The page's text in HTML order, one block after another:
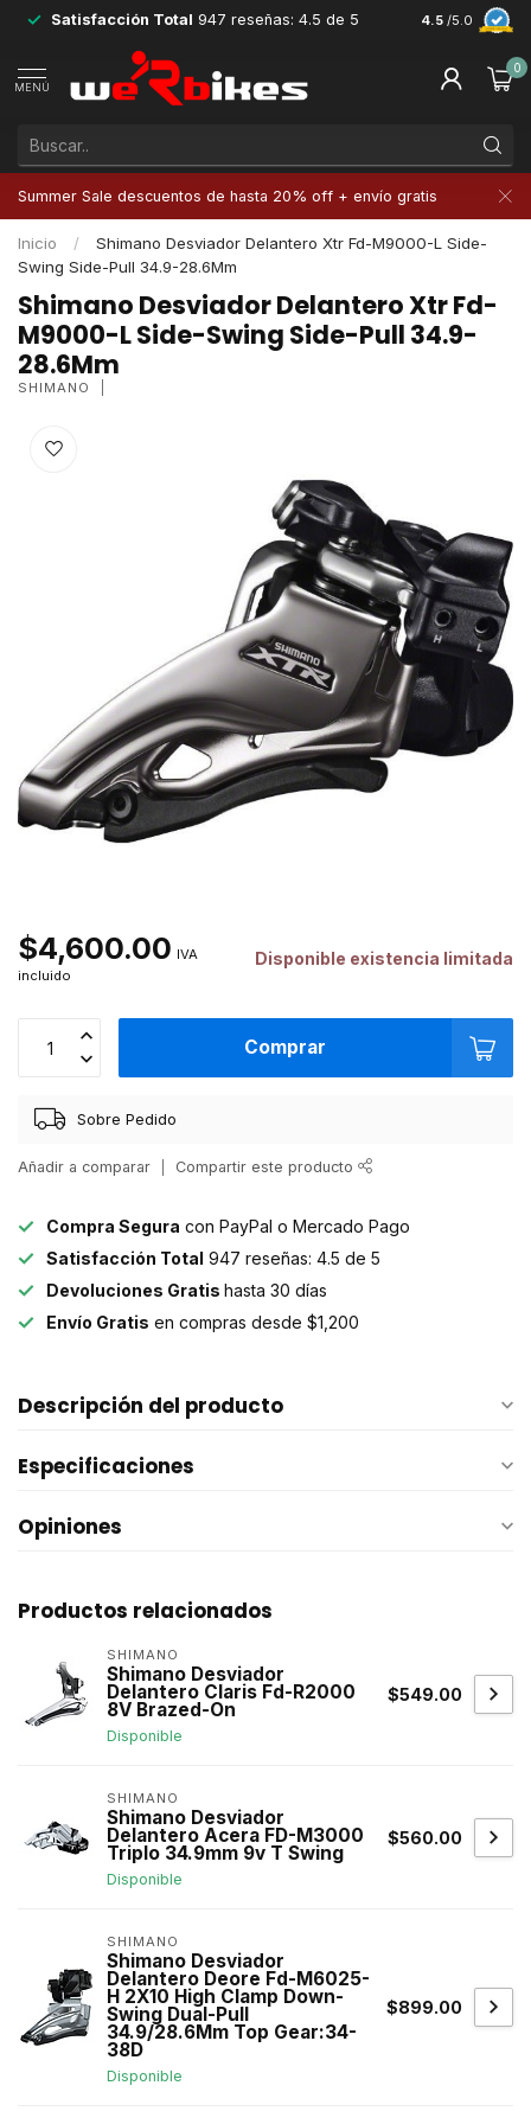
Satisfacción Total 947 reseñas: 4.5 de 5 4.5 /5.0
MENÚ
0
Summer Sale descuentos de hasta 20% off + envío gratis
Inicio /
Shimano Desviador Delantero Xtr Fd-M9000-L Side-
Swing Side-Pull 34.9-28.6Mm
Shimano Desviador Delantero Xtr Fd-
M9000-L Side-Swing Side-Pull 34.9-
28.6Mm
SHIMANO
$4,600.00 IVA
incluido
Disponible existencia limitada
Comprar
Sobre Pedido
Añadir a comparar Compartir este producto
Compra Segura con PayPal o Mercado Pago
Satisfacción Total 947 reseñas: 4.5 de 5
Devoluciones Gratis hasta 30 días
Envío Gratis en compras desde $1,200
Descripción del producto
Especificaciones
Opiniones
Productos relacionados
SHIMANO
Shimano Desviador
Delantero Claris Fd-R2000
8V Brazed-On
Disponible
$549.00
SHIMANO
Shimano Desviador
Delantero Acera FD-M3000
Triplo 34.9mm 9v T Swing
Disponible
$560.00
SHIMANO
Shimano Desviador
Delantero Deore Fd-M6025-
H 2X10 High Clamp Down-
Swing Dual-Pull
34.9/28.6Mm Top Gear:34-
38D
Disponible
$899.00